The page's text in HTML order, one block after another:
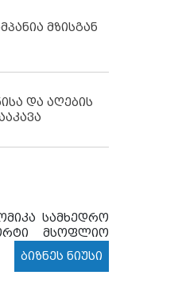
მზისგან
და აღების
სამხედრო
მსოფლიო
ბიზნეს ნიუსი